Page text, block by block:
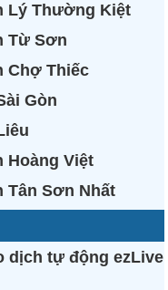
Lý Thường Kiệt
Từ Sơn
Chợ Thiếc
Gòn
Hoàng Việt
Tân Sơn Nhất
dịch tự động ezLive